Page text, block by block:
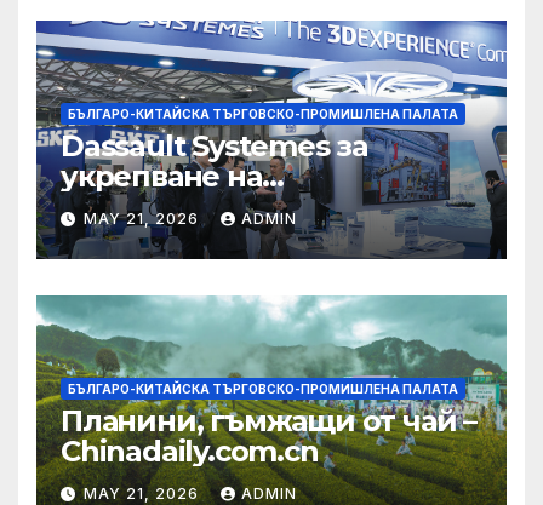
БЪЛГАРО-КИТАЙСКА ТЪРГОВСКО-ПРОМИШЛЕНА ПАЛАТА
Dassault Systemes за
укрепване на
изграждането на AI
екосистема в Китай
MAY 21, 2026 ADMIN
БЪЛГАРО-КИТАЙСКА ТЪРГОВСКО-ПРОМИШЛЕНА ПАЛАТА
Планини, гъмжащи от чай –
Chinadaily.com.cn
MAY 21, 2026 ADMIN